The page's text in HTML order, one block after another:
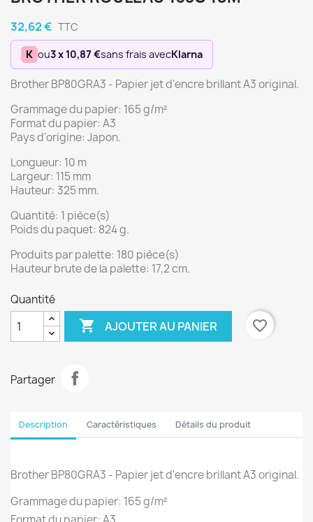
32,62 € TTC
K ou3 x 10,87 €sans frais avecKlarna
Brother BP80GRA3 - Papier jet d'encre brillant A3 original.
Grammage du papier: 165 g/m²
Format du papier: A3
Pays d'origine: Japon.
Longueur: 10 m
Largeur: 115 mm
Hauteur: 325 mm.
Quantité: 1 pièce(s)
Poids du paquet: 824 g.
Produits par palette: 180 pièce(s)
Hauteur brute de la palette: 17,2 cm.
Quantité
 AJOUTER AU PANIER favorite_border
Partager
Description Caractéristiques Détails du produit
Brother BP80GRA3 - Papier jet d'encre brillant A3 original.
Grammage du papier: 165 g/m²